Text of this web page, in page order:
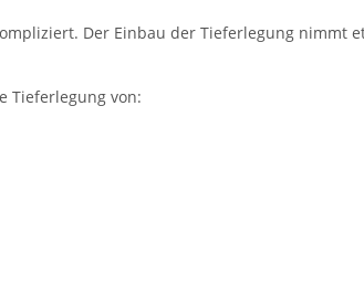
Der Einbau der Tieferlegung nimmt
Tieferlegung von: